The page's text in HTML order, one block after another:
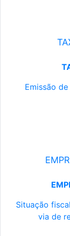
Emissão
Situação
via de